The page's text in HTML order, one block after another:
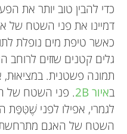
כדי להבין טוב יותר את
דמיינו את פני השטח של
כאשר טיפת מים נופלת
גלים קטנים שזזים לרוחב
תמונה פשטנית. במציאוּת,
באיור 2B
. פני השטח של
לגמרי, אפילו לפני
השטח של האגם מתרחשת